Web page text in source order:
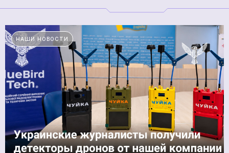
ПРОДУКЦИЯ
УСЛУГИ
НОВОСТИ
КОМПАНИИ
ВАКАНСИИ
МЕРЧ
КОМПАНИИ
О НАС
КОНТАКТЫ
НАШИ НОВОСТИ